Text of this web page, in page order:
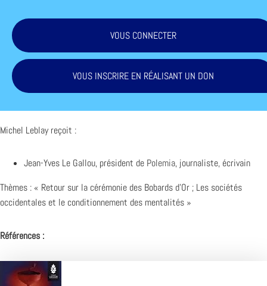
VOUS CONNECTER
VOUS INSCRIRE EN RÉALISANT UN DON
Michel Leblay reçoit :
Jean-Yves Le Gallou, président de Polemia, journaliste, écrivain
Thèmes : « Retour sur la cérémonie des Bobards d’Or ; Les sociétés
occidentales et le conditionnement des mentalités »
Références :